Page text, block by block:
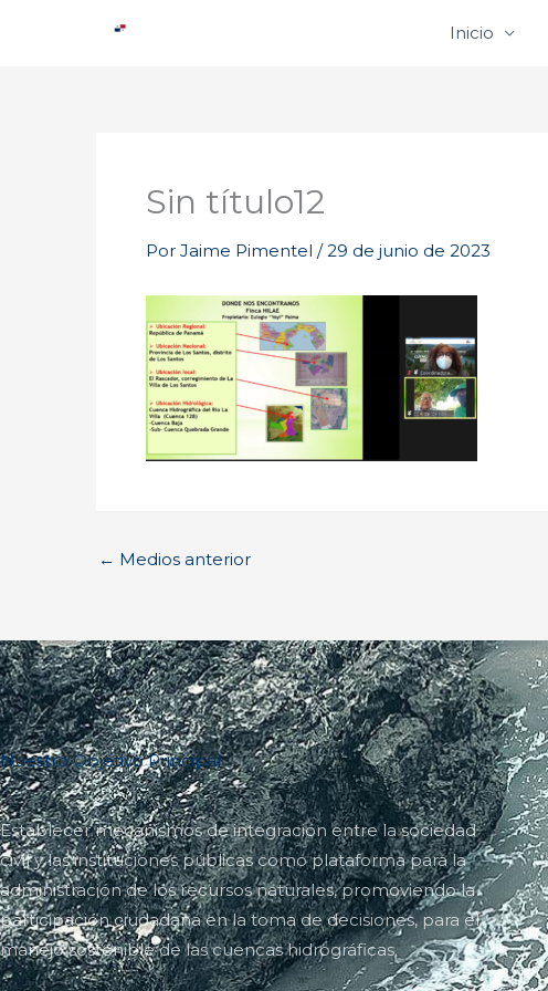
Inicio
Sin título12
Por Jaime Pimentel /29 de junio de 2023
← Medios anterior
Nuestro Objetivo Principal
Establecer mecanismos de integración entre la sociedad
civil y las instituciones públicas como plataforma para la
administración de los recursos naturales, promoviendo la
participación ciudadana en la toma de decisiones, para el
manejo sostenible de las cuencas hidrográficas.